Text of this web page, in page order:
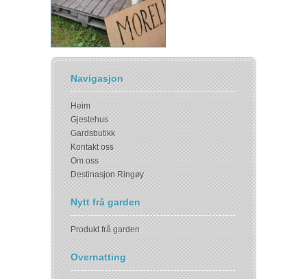
Navigasjon
Heim
Gjestehus
Gardsbutikk
Kontakt oss
Om oss
Destinasjon Ringøy
Nytt frå garden
Produkt frå garden
Overnatting